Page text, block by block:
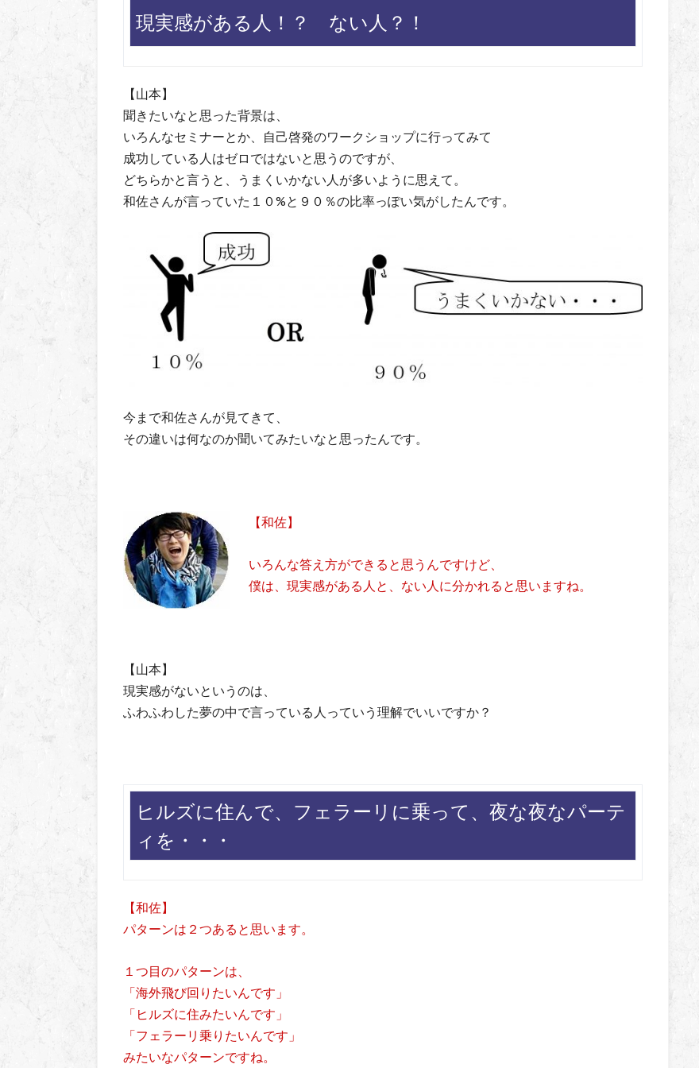
現実感がある人！？ ない人？！
【山本】
聞きたいなと思った背景は、
いろんなセミナーとか、自己啓発のワークショップに行ってみて
成功している人はゼロではないと思うのですが、
どちらかと言うと、うまくいかない人が多いように思えて。
和佐さんが言っていた１０%と９０％の比率っぽい気がしたんです。
今まで和佐さんが見てきて、
その違いは何なのか聞いてみたいなと思ったんです。
【和佐】
いろんな答え方ができると思うんですけど、
僕は、現実感がある人と、ない人に分かれると思いますね。
【山本】
現実感がないというのは、
ふわふわした夢の中で言っている人っていう理解でいいですか？
ヒルズに住んで、フェラーリに乗って、夜な夜なパーテ
ィを・・・
【和佐】
パターンは２つあると思います。
１つ目のパターンは、
「海外飛び回りたいんです」
「ヒルズに住みたいんです」
「フェラーリ乗りたいんです」
みたいなパターンですね。